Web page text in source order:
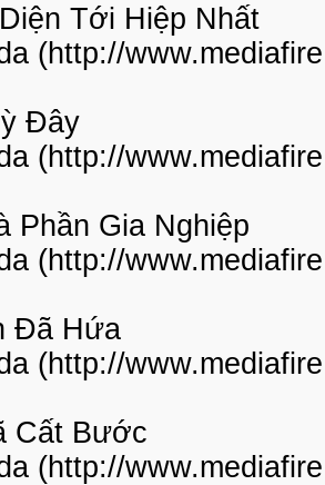
Tới Hiệp Nhất
(http://
Đây
(http://
Phần Gia Nghiệp
(http://
Đã Hứa
(http://
Cất Bước
(http://